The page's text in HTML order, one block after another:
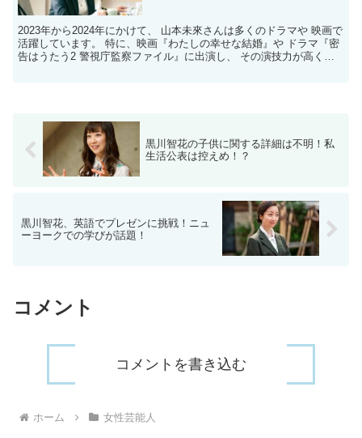
2023年から2024年にかけて、 山本未來さんは多くのドラマや 映画で
活躍しています。 特に、映画『わたしの幸せな結婚』や ドラマ『密
告はうたう2 警視庁監察ファイル』に出演し、 その演技力が高く評
黒川智花の子供に関する詳細は不明！私
生活公表は控えめ！？
黒川智花、英語でプレゼンに挑戦！ニュ
ーヨークでの学びが話題！
コメント
コメントを書き込む
ホーム 女性芸能人